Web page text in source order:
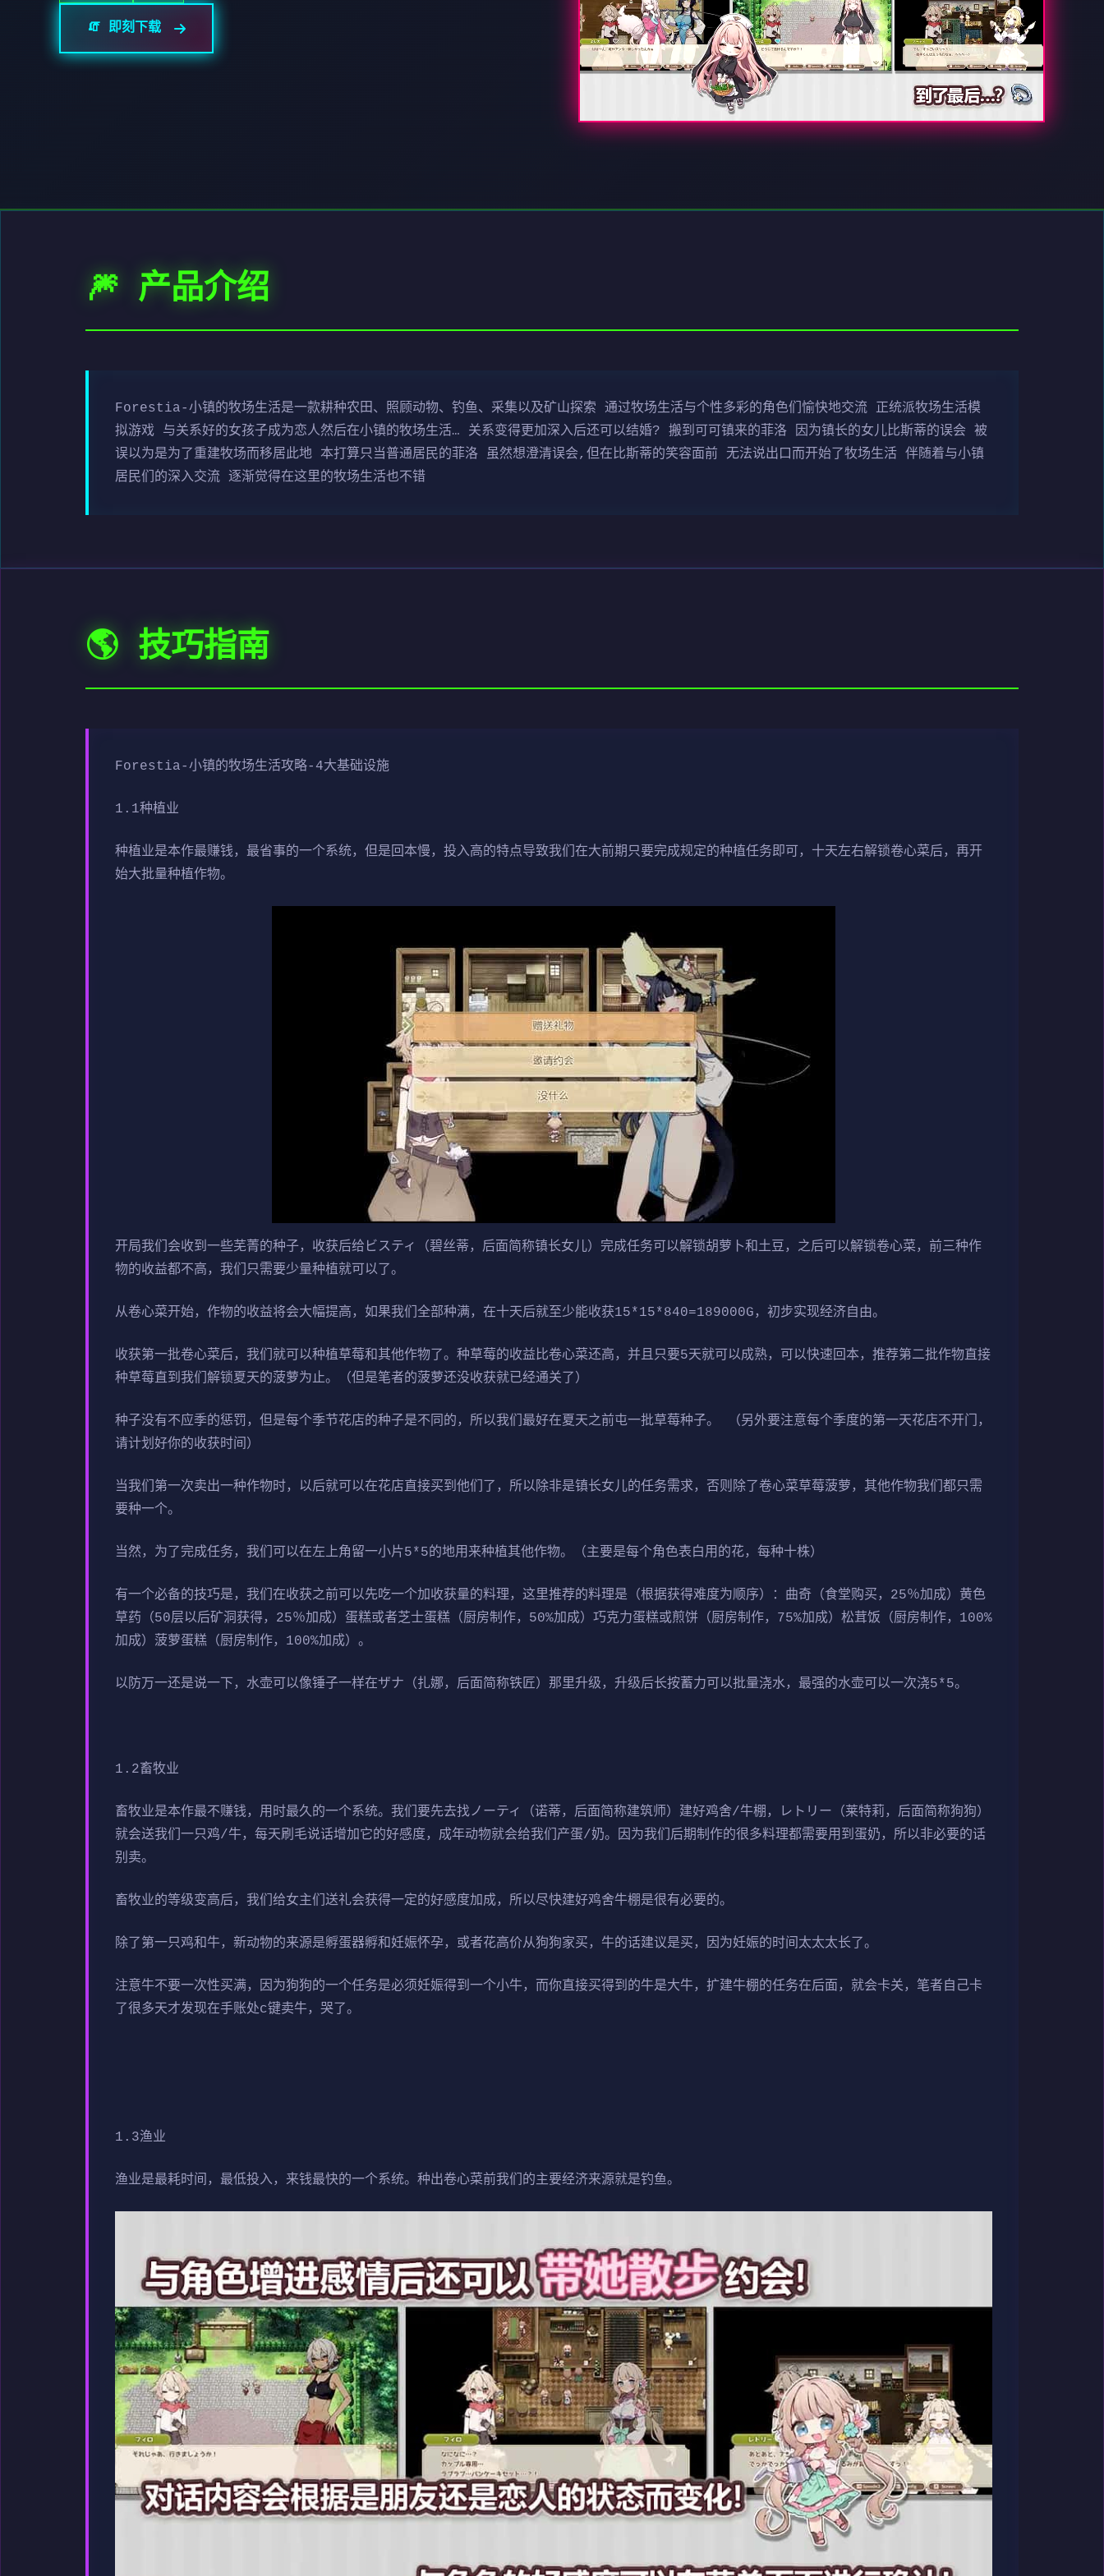
🧯 即刻下载
🎆 产品介绍
Forestia-小镇的牧场生活是一款耕种农田、照顾动物、钓鱼、采集以及矿山探索 通过牧场生活与个性多彩的角色们愉快地交流 正统派牧场生活模
拟游戏 与关系好的女孩子成为恋人然后在小镇的牧场生活… 关系变得更加深入后还可以结婚? 搬到可可镇来的菲洛 因为镇长的女儿比斯蒂的误会 被
误以为是为了重建牧场而移居此地 本打算只当普通居民的菲洛 虽然想澄清误会,但在比斯蒂的笑容面前 无法说出口而开始了牧场生活 伴随着与小镇
居民们的深入交流 逐渐觉得在这里的牧场生活也不错
🌎 技巧指南
Forestia-小镇的牧场生活攻略-4大基础设施
1.1种植业
种植业是本作最赚钱，最省事的一个系统，但是回本慢，投入高的特点导致我们在大前期只要完成规定的种植任务即可，十天左右解锁卷心菜后，再开
始大批量种植作物。
开局我们会收到一些芜菁的种子，收获后给ビスティ（碧丝蒂，后面简称镇长女儿）完成任务可以解锁胡萝卜和土豆，之后可以解锁卷心菜，前三种作
物的收益都不高，我们只需要少量种植就可以了。
从卷心菜开始，作物的收益将会大幅提高，如果我们全部种满，在十天后就至少能收获15*15*840=189000G，初步实现经济自由。
收获第一批卷心菜后，我们就可以种植草莓和其他作物了。种草莓的收益比卷心菜还高，并且只要5天就可以成熟，可以快速回本，推荐第二批作物直接
种草莓直到我们解锁夏天的菠萝为止。（但是笔者的菠萝还没收获就已经通关了）
种子没有不应季的惩罚，但是每个季节花店的种子是不同的，所以我们最好在夏天之前屯一批草莓种子。 （另外要注意每个季度的第一天花店不开门，
请计划好你的收获时间）
当我们第一次卖出一种作物时，以后就可以在花店直接买到他们了，所以除非是镇长女儿的任务需求，否则除了卷心菜草莓菠萝，其他作物我们都只需
要种一个。
当然，为了完成任务，我们可以在左上角留一小片5*5的地用来种植其他作物。（主要是每个角色表白用的花，每种十株）
有一个必备的技巧是，我们在收获之前可以先吃一个加收获量的料理，这里推荐的料理是（根据获得难度为顺序）：曲奇（食堂购买，25％加成）黄色
草药（50层以后矿洞获得，25％加成）蛋糕或者芝士蛋糕（厨房制作，50%加成）巧克力蛋糕或煎饼（厨房制作，75%加成）松茸饭（厨房制作，100%
加成）菠萝蛋糕（厨房制作，100%加成）。
以防万一还是说一下，水壶可以像锤子一样在ザナ（扎娜，后面简称铁匠）那里升级，升级后长按蓄力可以批量浇水，最强的水壶可以一次浇5*5。
1.2畜牧业
畜牧业是本作最不赚钱，用时最久的一个系统。我们要先去找ノーティ（诺蒂，后面简称建筑师）建好鸡舍/牛棚，レトリー（莱特莉，后面简称狗狗）
就会送我们一只鸡/牛，每天刷毛说话增加它的好感度，成年动物就会给我们产蛋/奶。因为我们后期制作的很多料理都需要用到蛋奶，所以非必要的话
别卖。
畜牧业的等级变高后，我们给女主们送礼会获得一定的好感度加成，所以尽快建好鸡舍牛棚是很有必要的。
除了第一只鸡和牛，新动物的来源是孵蛋器孵和妊娠怀孕，或者花高价从狗狗家买，牛的话建议是买，因为妊娠的时间太太太长了。
注意牛不要一次性买满，因为狗狗的一个任务是必须妊娠得到一个小牛，而你直接买得到的牛是大牛，扩建牛棚的任务在后面，就会卡关，笔者自己卡
了很多天才发现在手账处c键卖牛，哭了。
1.3渔业
渔业是最耗时间，最低投入，来钱最快的一个系统。种出卷心菜前我们的主要经济来源就是钓鱼。